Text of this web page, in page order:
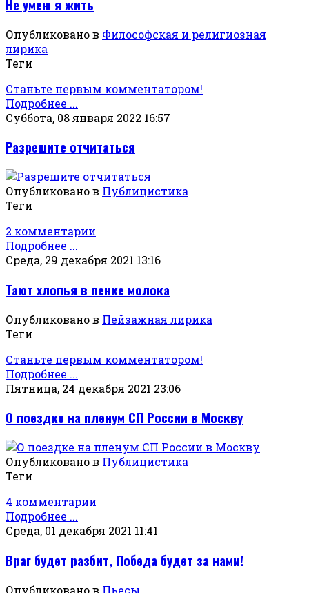
Не умею я жить
Опубликовано в Философская и религиозная
лирика
Теги
Станьте первым комментатором!
Подробнее ...
Суббота, 08 января 2022 16:57
Разрешите отчитаться
Опубликовано в Публицистика
Теги
2 комментарии
Подробнее ...
Среда, 29 декабря 2021 13:16
Тают хлопья в пенке молока
Опубликовано в Пейзажная лирика
Теги
Станьте первым комментатором!
Подробнее ...
Пятница, 24 декабря 2021 23:06
О поездке на пленум СП России в Москву
Опубликовано в Публицистика
Теги
4 комментарии
Подробнее ...
Среда, 01 декабря 2021 11:41
Враг будет разбит, Победа будет за нами!
Опубликовано в Пьесы